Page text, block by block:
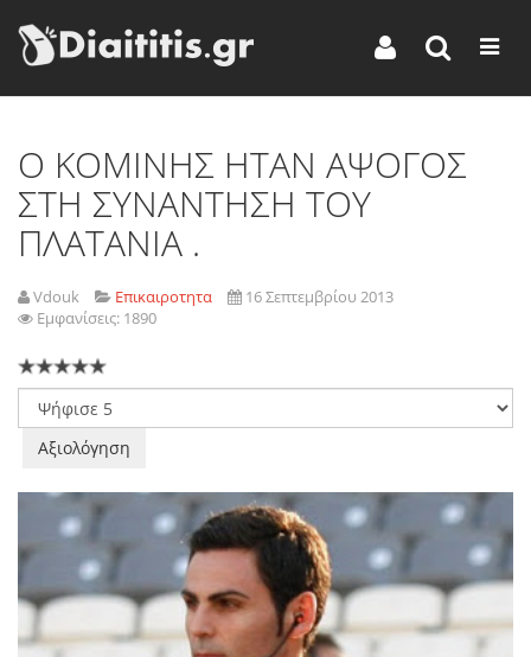
Ο ΚΟΜΙΝΗΣ ΗΤΑΝ ΑΨΟΓΟΣ
ΣΤΗ ΣΥΝΑΝΤΗΣΗ ΤΟΥ
ΠΛΑΤΑΝΙΑ .
Vdouk Επικαιροτητα
16 Σεπτεμβρίου 2013
Εμφανίσεις: 1890
Παρακαλώ
αξιολογήστε